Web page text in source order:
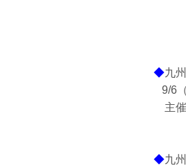
◆九
9/6
主催
◆九